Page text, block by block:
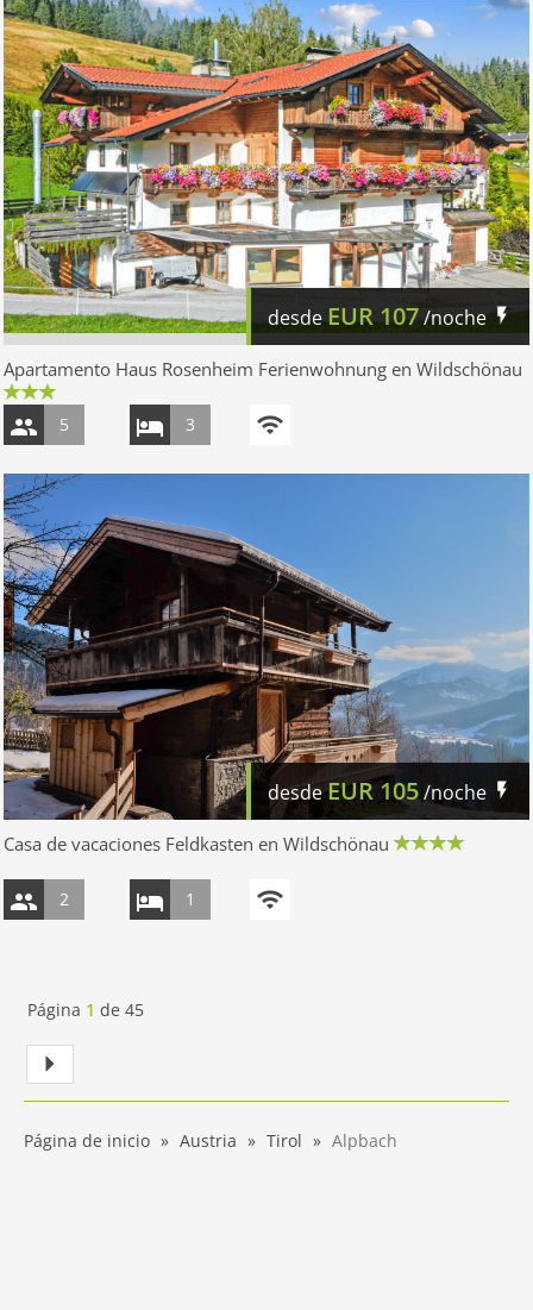
desdeEUR107/noche
Apartamento Haus Rosenheim Ferienwohnung en Wildschönau
5 3
desdeEUR 105/noche
Casa de vacaciones Feldkasten en Wildschönau
2 1
Página 1 de 45
Página de inicio Austria Tirol Alpbach